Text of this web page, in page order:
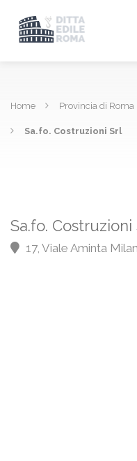
Home Provincia di Roma
Sa.fo. Costruzioni Srl
Sa.fo. Costruzioni
17, Viale Aminta